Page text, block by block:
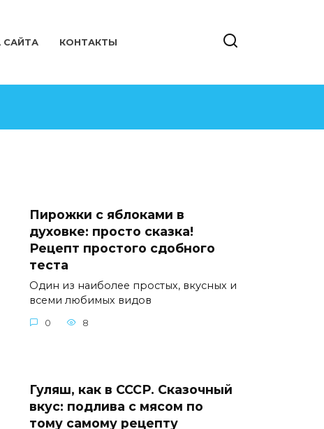
САЙТА КОНТАКТЫ
Пирожки с яблоками в
духовке: просто сказка!
Рецепт простого сдобного
теста
Один из наиболее простых, вкусных и
всеми любимых видов
0 8
Гуляш, как в СССР. Сказочный
вкус: подлива с мясом по
тому самому рецепту